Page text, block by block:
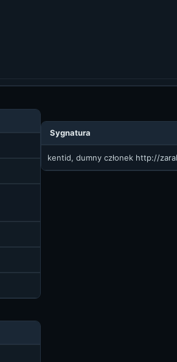
Sygnatura
kentid, dumny członek http://